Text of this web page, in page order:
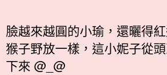
臉越來越圓的小瑜，還曬得
猴子野放一樣，這小妮子從
下來 @_@